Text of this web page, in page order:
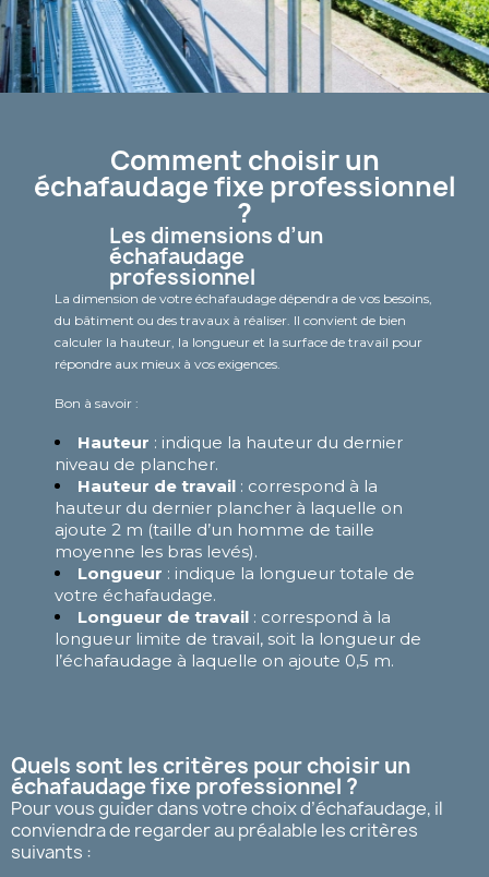
Comment choisir un
échafaudage fixe professionnel
?
Les dimensions d’un
échafaudage
professionnel
La dimension de votre échafaudage dépendra de vos besoins,
du bâtiment ou des travaux à réaliser. Il convient de bien
calculer la hauteur, la longueur et la surface de travail pour
répondre aux mieux à vos exigences.
Bon à savoir :
Hauteur : indique la hauteur du dernier
niveau de plancher.
Hauteur de travail : correspond à la
hauteur du dernier plancher à laquelle on
ajoute 2 m (taille d’un homme de taille
moyenne les bras levés).
Longueur : indique la longueur totale de
votre échafaudage.
Longueur de travail : correspond à la
longueur limite de travail, soit la longueur de
l’échafaudage à laquelle on ajoute 0,5 m.
Quels sont les critères pour choisir un
échafaudage fixe professionnel ?
Pour vous guider dans votre choix d’échafaudage, il
conviendra de regarder au préalable les critères
suivants :